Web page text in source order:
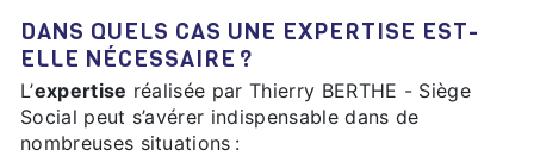
DANS QUELS CAS UNE EXPERTISE EST-
ELLE NÉCESSAIRE ?
L’expertise réalisée par Thierry BERTHE - Siège
Social peut s’avérer indispensable dans de
nombreuses situations :